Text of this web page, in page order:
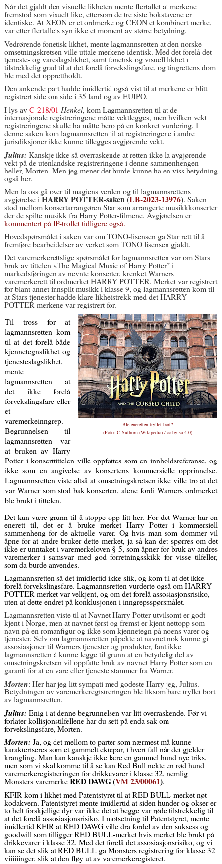
Når det gjaldt den visuelle likheten mente flertallet at merkene
fremstod som visuelt like, ettersom de tre siste bokstavene er
identiske. At XEON er et ordmerke og CEON et kombinert merke,
var etter flertallets syn ikke et moment av større betydning.
Vedrørende fonetisk likhet, mente lagmannsretten at den norske
omsetningskretsen ville uttale merkene identisk. Med det forelå det
tjeneste- og vareslagslikhet, samt fonetisk og visuell likhet i
tilstrekkelig grad til at det forelå forvekslingsfare, og tingrettens dom
ble med det opprettholdt.
Den ankende part hadde imidlertid også vist til at merkene er blitt
registrert side om side i 35 land og av EUIPO.
I lys avC-218/01 Henkel, komLagmannsretten til at de
internasjonale registreringene måtte vektlegges, men hvilken vekt
registreringene skulle ha måtte bero på en konkret vurdering. I
denne saken kom lagmannsretten til at registreringene i andre
jurisdiksjoner ikke kunne tillegges avgjørende vekt.
Julius: Kanskje ikke så overraskende at retten ikke la avgjørende
vekt på de utenlandske registreringene i denne sammenhengen
heller, Morten. Men jeg mener det burde kunne ha en viss betydning
også her.
Men la oss gå over til magiens verden og til lagmannsrettens
avgjørelse iHARRY POTTER-saken (LB-2023-13976). Saken
stod mellom konsertarrangøren Star som arrangerte musikkkonserter
der de spilte musikk fra Harry Potter-filmene. Avgjørelsen er
kommentert på IP-trollet tidligere også.
Hovedspørsmålet i saken var om TONO-lisensen ga Star rett til å
fremføre bearbeidelser av verket som TONO lisensen gjaldt.
Det varemerkerettslige spørsmålet for lagmannsretten var om Stars
bruk av tittelen «The Magical Music of Harry Potter” i
markedsføringen av nevnte konserter, krenket Warners
varemerkerett til ordmerket HARRY POTTER. Merket var registrert
for blant annet innspilt musikk i klasse 9, og lagmannsretten kom til
at Stars tjenester hadde klare likhetstrekk med det HARRY
POTTER-merkene var registrert for.
Ble eneretten tryllet bort?
(Foto: C.Suthorn (Wikipedia) / cc-by-sa-4.0)
Til tross for at
lagmannsretten kom
til at det forelå både
kjennetegnslikhet og
tjenesteslagslikhet,
mente
lagmannsretten at
det ikke forelå
forvekslingsfare eller
et
varemerkeinngrep.
Begrunnelsen til
lagmannsretten var
at bruken av Harry
Potter i konserttittelen ville oppfattes som en innholdsreferanse, og
ikke som en angivelse av konsertens kommersielle opprinnelse.
Lagmannsretten viste altså at omsetningskretsen ikke ville tro at det
var Warner som stod bak konserten, alene fordi Warners ordmerket
ble brukt i tittelen.
Det kan være grunn til å stoppe opp litt her. For det Warner har en
enerett til, det er å bruke merket Harry Potter i kommersiell
sammenheng for de aktuelle varer. Og hvis man som dommer vil
åpne for at andre bruker dette merket, ja så kan det spørres om det
ikke er unntaket i varemerkeloven § 5, som åpner for bruk av andres
varemerker i samsvar med god forretningsskikk for visse tilfeller,
som da burde anvendes.
Lagmannsretten så det imidlertid ikke slik, og kom til at det ikke
forelå forvekslingsfare. Lagmannsretten vurderte også om HARRY
POTTER-merket var velkjent, og om det forelå assosiasjonsrisiko,
uten at dette endret på konklusjonen i inngrepsspørsmålet.
Lagmannsretten viste til at Navnet Harry Potter utvilsomt er godt
kjent i Norge, men at navnet først og fremst er kjent nettopp som
navn på en romanfigur og ikke som kjennetegn på noens varer og
tjenester. Selv om lagmannsretten påpekte at navnet nok kunne gi
assosiasjoner til Warners tjenester og produkter, fant ikke
lagmannsretten å kunne legge til grunn at en betydelig del av
omsetningskretsen vil oppfatte bruk av navnet Harry Potter som en
garanti for at en vare eller tjeneste stammer fra Warner.
Morten: Her har jeg litt sympati med godeste Harry jeg, Julius.
Betydningen av varemerkeregistreringen ble liksom bare tryllet bort
av lagmannsretten.
Julius: Enig i at denne begrunnelsen var litt overraskende. Før vi
forlater kollisjonstilfellene har du sett på enda sak om
forvekslingsfare, Morten.
Morten: Ja, og det mellom to parter som nærmest må kunne
karakteriseres som et gammelt ektepar, i hvert fall når det gjelder
krangling. Man kan kanskje ikke lære en gammel hund nye triks,
men som vi skal komme til å se kan Red Bull nekte en rød hund
varemerkeregistreringen for drikkevarer i klasse 32, nemlig
Monsters varemerkeRED DAWG (VM 23/00061).
KFIR kom i likhet med Patentstyret til at RED BULL-merket nøt
kodakvern. Patentstyret mente imidlertid at siden hunder og okser er
to helt forskjellige dyr var ikke det at begge var røde tilstrekkelig til
at det forelå assosiasjonsrisiko. I motsetning til Patentstyret, mente
imidlertid KFIR at RED DAWG ville dra fordel av den suksess og
goodwill som tilligger RED BULL-merket hvis merket ble brukt på
drikkevarer i klasse 32. Med det forelå det assosiasjonsrisiko, og vi
kan se det slik at RED BULL ga Monsters registrering for klasse 32
viiiiiinger, slik at den fløy ut av varemerkeregisteret.